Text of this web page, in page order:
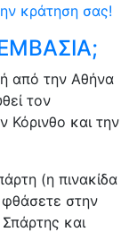
κράτηση σας!
από την Αθήνα
τον
Κόρινθο και την
(η πινακίδα
φθάσετε στην
και